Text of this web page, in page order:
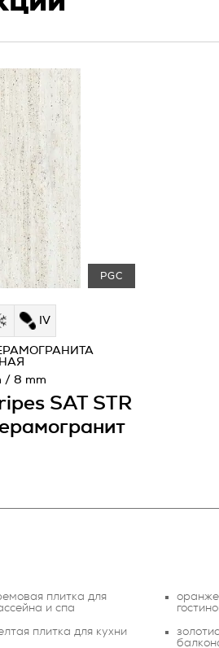
PGC
IV
SAT STR
/ 8 mm
плитка для
и спа
плитка для кухни